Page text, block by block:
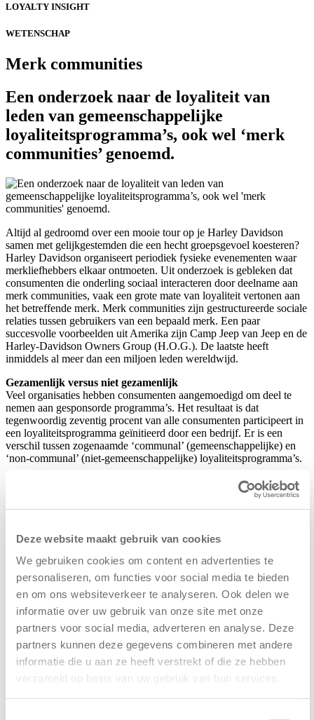
Deze website maakt gebruik van cookies
We gebruiken cookies om content en advertenties te
personaliseren, om functies voor social media te bieden
en om ons websiteverkeer te analyseren. Ook delen we
informatie over uw gebruik van onze site met onze
partners voor social media, adverteren en analyse. Deze
partners kunnen deze gegevens combineren met andere
informatie die u aan ze heeft verstrekt of die ze hebben
verzameld op basis van uw gebruik van hun services.
LOYALTY INSIGHT
WETENSCHAP
Merk communities
Een onderzoek naar de loyaliteit van
leden van gemeenschappelijke
loyaliteitsprogramma’s, ook wel ‘merk
communities’ genoemd.
Altijd al gedroomd over een mooie tour op je Harley Davidson
samen met gelijkgestemden die een hecht groepsgevoel koesteren?
Harley Davidson organiseert periodiek fysieke evenementen waar
merkliefhebbers elkaar ontmoeten. Uit onderzoek is gebleken dat
consumenten die onderling sociaal interacteren door deelname aan
merk communities, vaak een grote mate van loyaliteit vertonen aan
het betreffende merk. Merk communities zijn gestructureerde sociale
relaties tussen gebruikers van een bepaald merk. Een paar
succesvolle voorbeelden uit Amerika zijn Camp Jeep van Jeep en de
Harley-Davidson Owners Group (H.O.G.). De laatste heeft
inmiddels al meer dan een miljoen leden wereldwijd.
Gezamenlijk versus niet gezamenlijk
Veel organisaties hebben consumenten aangemoedigd om deel te
nemen aan gesponsorde programma’s. Het resultaat is dat
tegenwoordig zeventig procent van alle consumenten participeert in
een loyaliteitsprogramma geïnitieerd door een bedrijf. Er is een
verschil tussen zogenaamde ‘communal’ (gemeenschappelijke) en
‘non-communal’ (niet-gemeenschappelijke) loyaliteitsprogramma’s.
namelijk door hen een groepsgevoel te laten ervaren. Dergelijke
programma’s worden vaak geïnitieerd door luxere en zogenaamde
‘higher involvement’ merken zoals bijvoorbeeld autofabrikanten.
Niet-gemeenschappelijke programma’s kunnen worden gedefinieerd
als loyaliteitsprogramma’s die de steun van de organisatie
overdragen aan de leden door het bieden van individuele financiële
voordelen. Deze programma’s worden veelal geïnitieerd door
supermarkten en luchtvaartmaatschappijen. Interessant is om nu te
kijken of leden van de gezamenlijke loyaliteitprogramma’s een